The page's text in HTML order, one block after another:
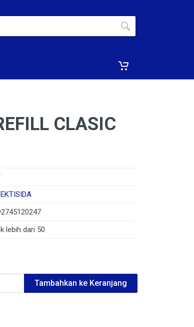
CLASIC
lebih dari 50
Tambahkan ke Keranjang